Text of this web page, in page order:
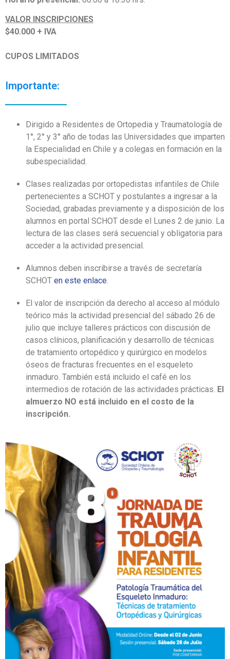
VALOR INSCRIPCIONES
$40.000 + IVA
CUPOS LIMITADOS
Importante:
Dirigido a Residentes de Ortopedia y Traumatología de
1°, 2° y 3° año de todas las Universidades que imparten
la Especialidad en Chile y a colegas en formación en la
subespecialidad.
Clases realizadas por ortopedistas infantiles de Chile
pertenecientes a SCHOT y postulantes a ingresar a la
Sociedad, grabadas previamente y a disposición de los
alumnos en portal SCHOT desde el Lunes 2 de junio. La
lectura de las clases será secuencial y obligatoria para
acceder a la actividad presencial.
Alumnos deben inscribirse a través de secretaría
SCHOT en este enlace
El valor de inscripción da derecho al acceso al módulo
teórico más la actividad presencial del sábado 26 de
julio que incluye talleres prácticos con discusión de
casos clínicos, planificación y desarrollo de técnicas
de tratamiento ortopédico y quirúrgico en modelos
óseos de fracturas frecuentes en el esqueleto
inmaduro. También está incluido el café en los
intermedios de rotación de las actividades prácticas. El
almuerzo NO está incluido en el costo de la
inscripción.